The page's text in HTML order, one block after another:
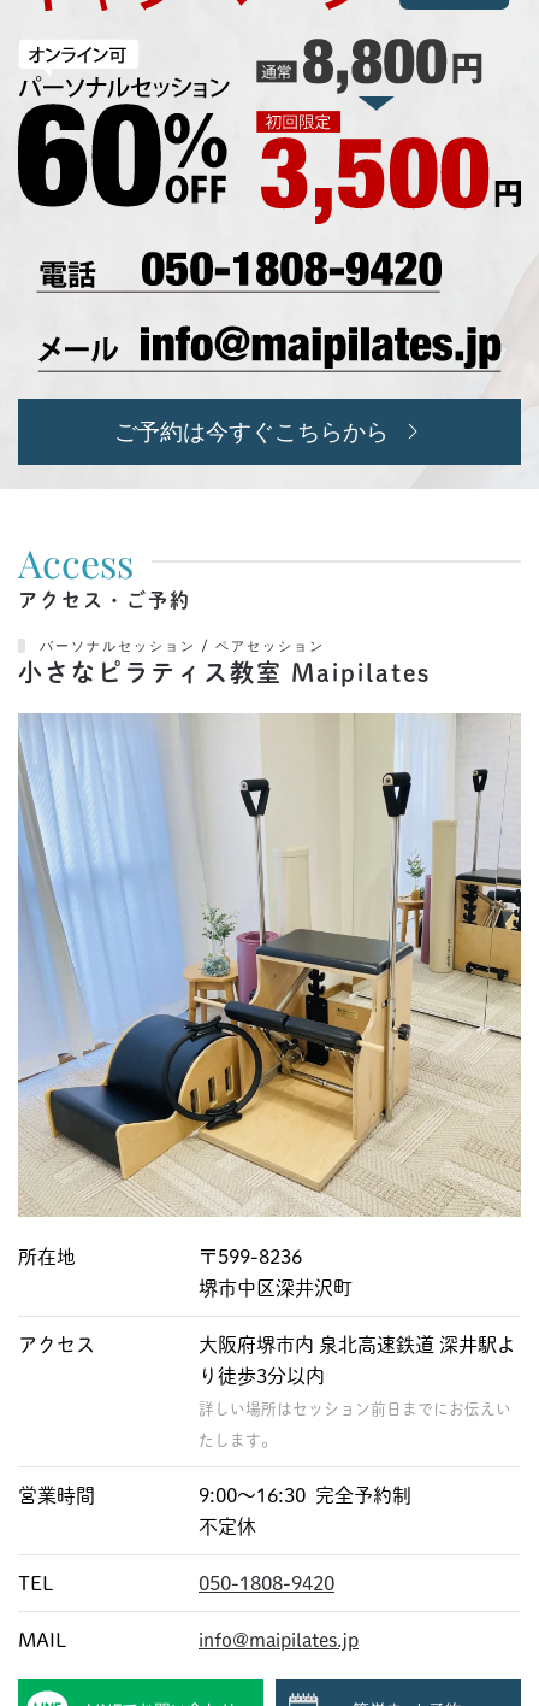
ご予約は今すぐこちらから
Access
アクセス・ご予約
パーソナルセッション / ペアセッション
小さなピラティス教室 Maipilates
所在地
〒599-8236
堺市中区深井沢町
アクセス
大阪府堺市内 泉北高速鉄道 深井駅よ
り徒歩3分以内
詳しい場所はセッション前日までにお伝えい
たします。
営業時間
9:00〜16:30 完全予約制
不定休
TEL 050-1808-9420
MAIL info@maipilates.jp